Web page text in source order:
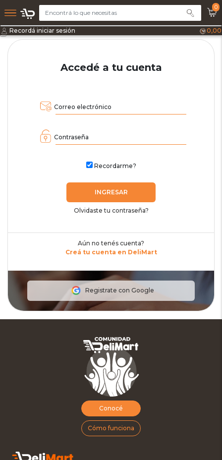
0
Recordá iniciar sesión 0,00
Accedé a tu cuenta
Correo electrónico
Contraseña
Recordarme?
INGRESAR
Olvidaste tu contraseña?
Aún no tenés cuenta?
Creá tu cuenta en DeliMart
Registrate con Google
Conocé
Cómo funciona